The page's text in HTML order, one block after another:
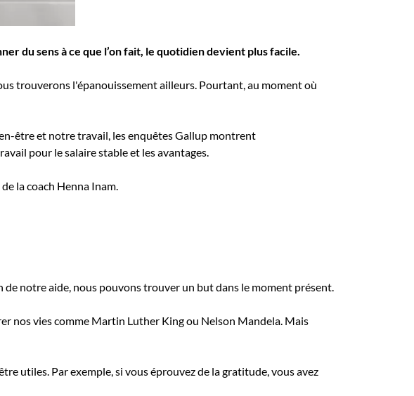
du sens à ce que l’on fait, le quotidien devient plus facile.
trouverons l'épanouissement ailleurs. Pourtant, au moment où
être et notre travail, les enquêtes Gallup montrent
pour le salaire stable et les avantages.
la coach Henna Inam.
notre aide, nous pouvons trouver un but dans le moment présent.
nos vies comme Martin Luther King ou Nelson Mandela. Mais
utiles. Par exemple, si vous éprouvez de la gratitude, vous avez